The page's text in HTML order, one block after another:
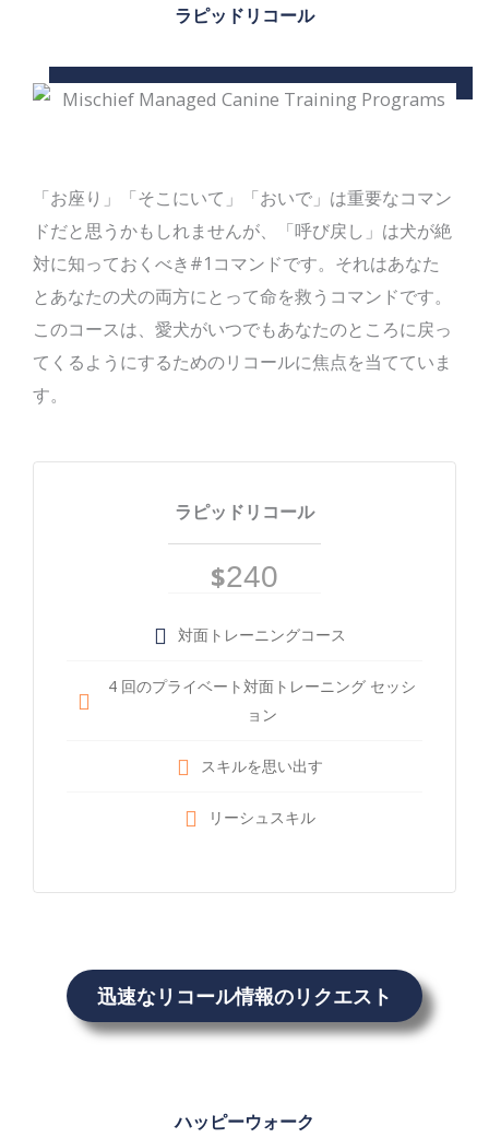
ラピッドリコール
「お座り」「そこにいて」「おいで」は重要なコマン
ドだと思うかもしれませんが、「呼び戻し」は犬が絶
対に知っておくべき#1コマンドです。それはあなた
とあなたの犬の両方にとって命を救うコマンドです。
このコースは、愛犬がいつでもあなたのところに戻っ
てくるようにするためのリコールに焦点を当てていま
す。
ラピッドリコール
$240
対面トレーニングコース
4 回のプライベート対面トレーニング セッシ
ョン
スキルを思い出す
リーシュスキル
迅速なリコール情報のリクエスト
ハッピーウォーク